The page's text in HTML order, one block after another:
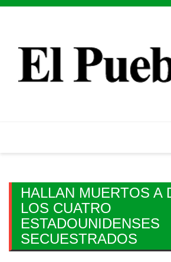
Skip
HALLAN MUERTOS A
LOS CUATRO
ESTADOUNIDENSES
SECUESTRADOS